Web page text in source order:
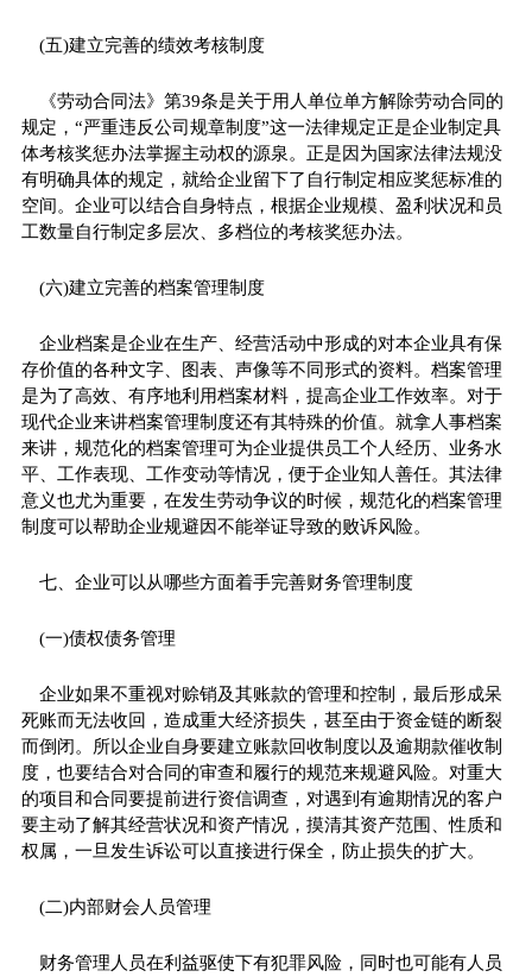
(五)建立完善的绩效考核制度
《劳动合同法》第39条是关于用人单位单方解除劳动合同的
规定，“严重违反公司规章制度”这一法律规定正是企业制定具
体考核奖惩办法掌握主动权的源泉。正是因为国家法律法规没
有明确具体的规定，就给企业留下了自行制定相应奖惩标准的
空间。企业可以结合自身特点，根据企业规模、盈利状况和员
工数量自行制定多层次、多档位的考核奖惩办法。
(六)建立完善的档案管理制度
企业档案是企业在生产、经营活动中形成的对本企业具有保
存价值的各种文字、图表、声像等不同形式的资料。档案管理
是为了高效、有序地利用档案材料，提高企业工作效率。对于
现代企业来讲档案管理制度还有其特殊的价值。就拿人事档案
来讲，规范化的档案管理可为企业提供员工个人经历、业务水
平、工作表现、工作变动等情况，便于企业知人善任。其法律
意义也尤为重要，在发生劳动争议的时候，规范化的档案管理
制度可以帮助企业规避因不能举证导致的败诉风险。
七、企业可以从哪些方面着手完善财务管理制度
(一)债权债务管理
企业如果不重视对赊销及其账款的管理和控制，最后形成呆
死账而无法收回，造成重大经济损失，甚至由于资金链的断裂
而倒闭。所以企业自身要建立账款回收制度以及逾期款催收制
度，也要结合对合同的审查和履行的规范来规避风险。对重大
的项目和合同要提前进行资信调查，对遇到有逾期情况的客户
要主动了解其经营状况和资产情况，摸清其资产范围、性质和
权属，一旦发生诉讼可以直接进行保全，防止损失的扩大。
(二)内部财会人员管理
财务管理人员在利益驱使下有犯罪风险，同时也可能有人员